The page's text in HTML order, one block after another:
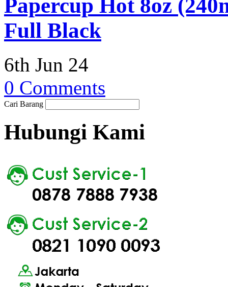
Papercup Hot 8oz
Full Black
6th Jun 24
0 Comments
Cari Barang
Hubungi Kami